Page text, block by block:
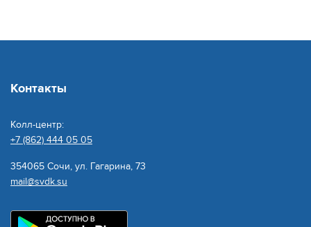
Контакты
Колл-центр:
+7 (862) 444 05 05
354065 Сочи, ул. Гагарина, 73
mail@svdk.su